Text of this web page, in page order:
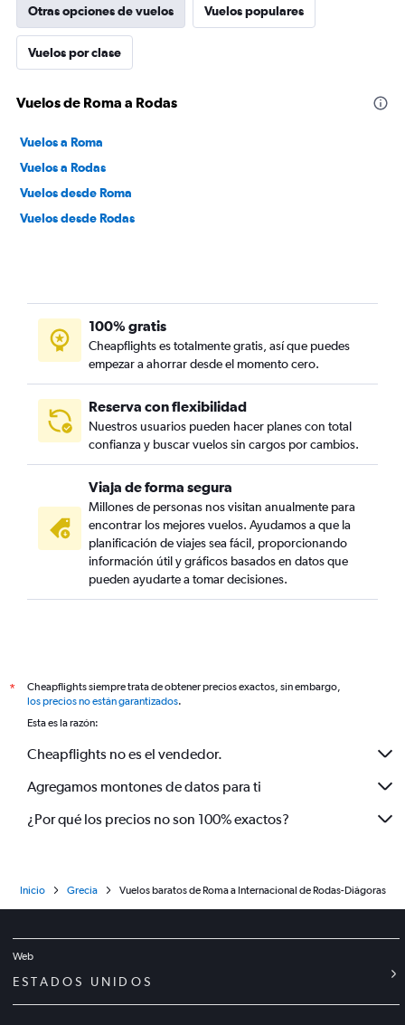
Otras opciones de vuelos Vuelos populares
Vuelos por clase
Vuelos de Roma a Rodas
Vuelos a Roma
Vuelos a Rodas
Vuelos desde Roma
Vuelos desde Rodas
100% gratis
Cheapflights es totalmente gratis, así que puedes
empezar a ahorrar desde el momento cero.
Reserva con flexibilidad
Nuestros usuarios pueden hacer planes con total
confianza y buscar vuelos sin cargos por cambios.
Viaja de forma segura
Millones de personas nos visitan anualmente para
encontrar los mejores vuelos. Ayudamos a que la
planificación de viajes sea fácil, proporcionando
información útil y gráficos basados en datos que
pueden ayudarte a tomar decisiones.
*
Cheapflights siempre trata de obtener precios exactos, sin embargo,
los precios no están garantizados.
Esta es la razón:
Cheapflights no es el vendedor.
Agregamos montones de datos para ti
¿Por qué los precios no son 100% exactos?
Inicio Grecia Vuelos baratos de Roma a Internacional de Rodas-Diágoras
Web
ESTADOS UNIDOS